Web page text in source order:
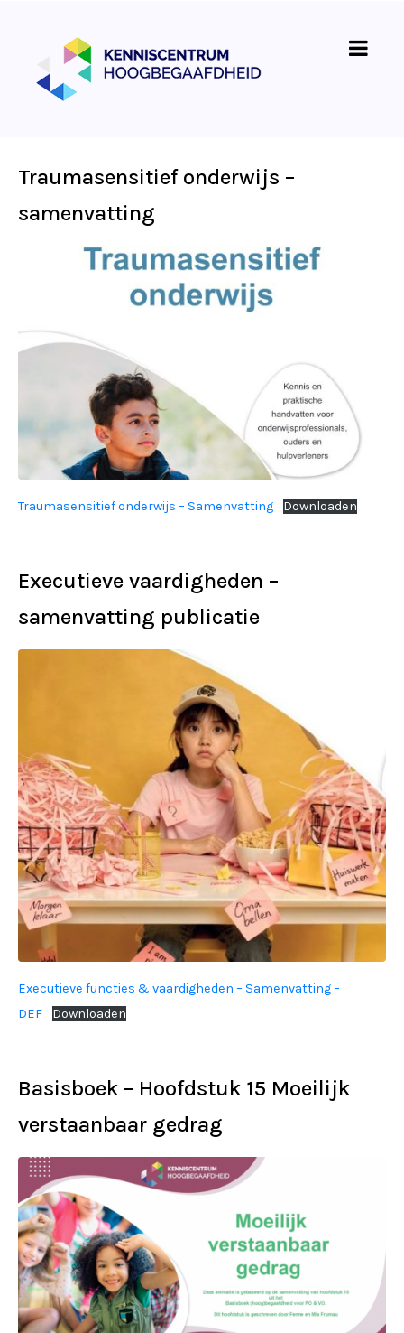
Traumasensitief onderwijs –
samenvatting
Traumasensitief onderwijs – Samenvatting Downloaden
Executieve vaardigheden –
samenvatting publicatie
Executieve functies & vaardigheden – Samenvatting –
DEF
Downloaden
Basisboek – Hoofdstuk 15 Moeilijk
verstaanbaar gedrag